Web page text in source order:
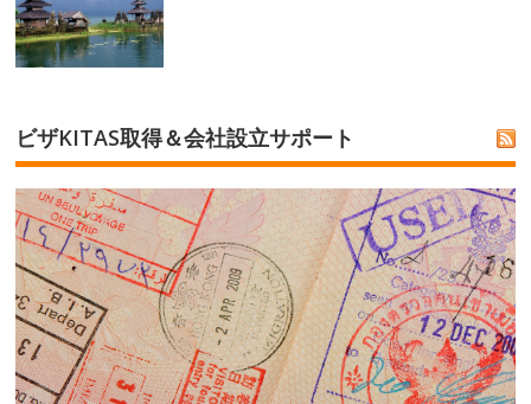
ビザKITAS取得＆会社設立サポート